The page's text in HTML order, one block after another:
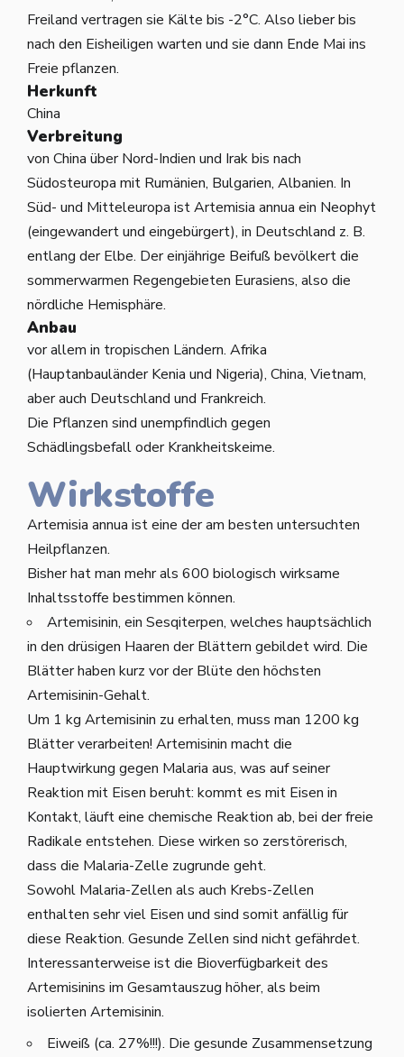
Freiland vertragen sie Kälte bis -2°C. Also lieber bis
nach den Eisheiligen warten und sie dann Ende Mai ins
Freie pflanzen.
Herkunft
China
Verbreitung
von China über Nord-Indien und Irak bis nach
Südosteuropa mit Rumänien, Bulgarien, Albanien. In
Süd- und Mitteleuropa ist Artemisia annua ein Neophyt
(eingewandert und eingebürgert), in Deutschland z. B.
entlang der Elbe. Der einjährige Beifuß bevölkert die
sommerwarmen Regengebieten Eurasiens, also die
nördliche Hemisphäre.
Anbau
vor allem in tropischen Ländern. Afrika
(Hauptanbauländer Kenia und Nigeria), China, Vietnam,
aber auch Deutschland und Frankreich.
Die Pflanzen sind unempfindlich gegen
Schädlingsbefall oder Krankheitskeime.
Wirkstoffe
Artemisia annua ist eine der am besten untersuchten
Heilpflanzen.
Bisher hat man mehr als 600 biologisch wirksame
Inhaltsstoffe bestimmen können.
Artemisinin, ein Sesqiterpen, welches hauptsächlich
in den drüsigen Haaren der Blättern gebildet wird. Die
Blätter haben kurz vor der Blüte den höchsten
Artemisinin-Gehalt.
Um 1 kg Artemisinin zu erhalten, muss man 1200 kg
Blätter verarbeiten! Artemisinin macht die
Hauptwirkung gegen Malaria aus, was auf seiner
Reaktion mit Eisen beruht: kommt es mit Eisen in
Kontakt, läuft eine chemische Reaktion ab, bei der freie
Radikale entstehen. Diese wirken so zerstörerisch,
dass die Malaria-Zelle zugrunde geht.
Sowohl Malaria-Zellen als auch Krebs-Zellen
enthalten sehr viel Eisen und sind somit anfällig für
diese Reaktion. Gesunde Zellen sind nicht gefährdet.
Interessanterweise ist die Bioverfügbarkeit des
Artemisinins im Gesamtauszug höher, als beim
isolierten Artemisinin.
Eiweiß (ca. 27%!!!). Die gesunde Zusammensetzung